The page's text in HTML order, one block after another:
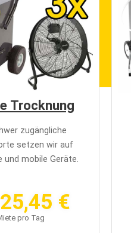
Trocknung
zugängliche
setzen wir auf
und mobile Geräte.
25,45 €
pro Tag